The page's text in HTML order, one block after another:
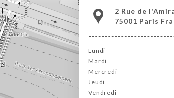
2 Rue de
75001 Paris
Lundi
Mardi
Mercredi
Jeudi
Vendredi